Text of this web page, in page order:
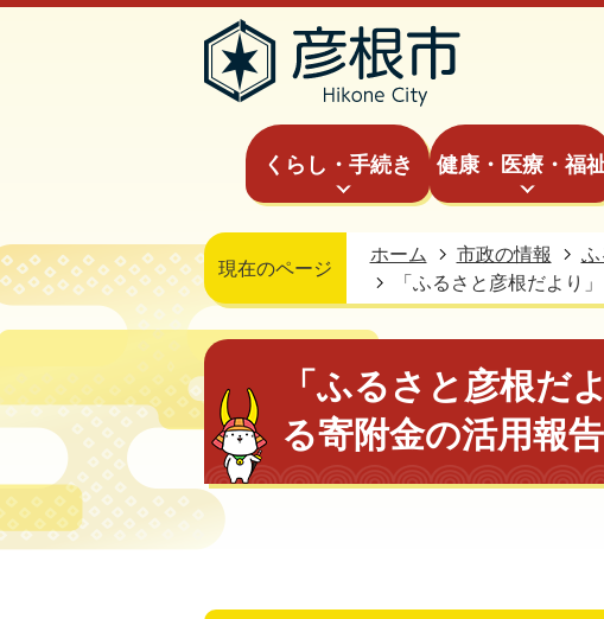
くらし・手続き 健康・医療・福
現在のページ
ホーム 市政の情報
「ふるさと彦根だより
「ふるさと彦根だ
る寄附金の活用報